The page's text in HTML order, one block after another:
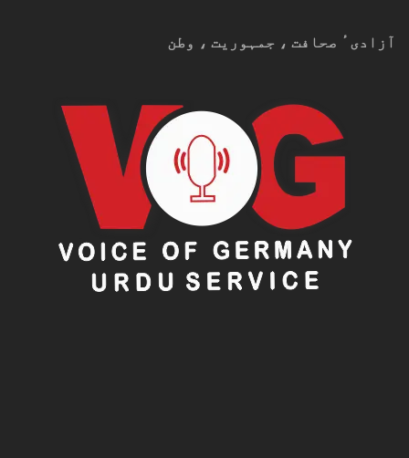
آزادیٴ صحافت ، جمہوریت ، وطن